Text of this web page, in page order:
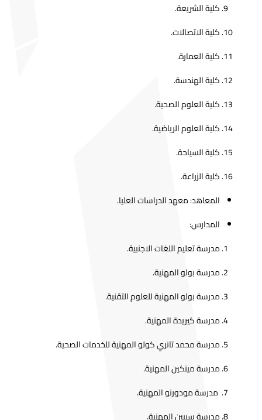
كلية الشريعة.
كلية الاتصالات.
كلية العمارة.
كلية الهندسة.
كلية العلوم الصحية.
كلية العلوم الرياضية.
كلية السياحة.
كلية الزراعة.
المعاهد: معهد الدراسات العليا.
المدارس:
مدرسة تعليم اللغات الاجنبية.
مدرسة بولو المهنية.
مدرسة بولو المهنية للعلوم التقنية.
مدرسة كيريدة المهنية.
مدرسة محمد تانري كولو المهنية للخدمات الصحية.
مدرسة مينكين المهنية.
مدرسة مودورنو المهنية.
مدرسة سيبين المهنية.